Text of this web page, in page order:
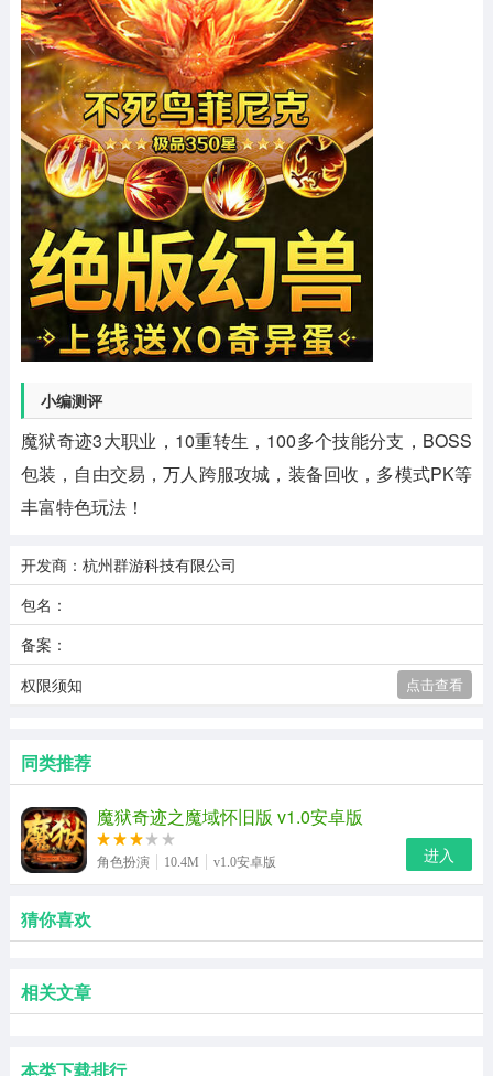
小编测评
魔狱奇迹3大职业，10重转生，100多个技能分支，BOSS
包装，自由交易，万人跨服攻城，装备回收，多模式PK等
丰富特色玩法！
开发商：杭州群游科技有限公司
包名：
备案：
权限须知
点击查看
同类推荐
魔狱奇迹之魔域怀旧版 v1.0安卓版
角色扮演 10.4M v1.0安卓版 进入
猜你喜欢
相关文章
本类下载排行